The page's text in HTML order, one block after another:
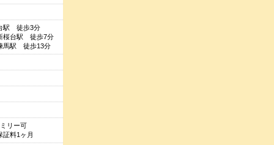
駅 徒歩3分
桜台駅 徒歩7分
馬駅 徒歩13分
リー可
料1ヶ月